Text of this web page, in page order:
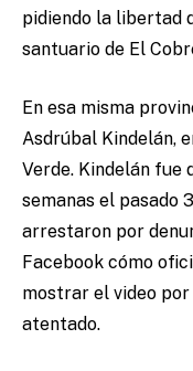
pidiendo la libertad
santuario de El
En esa misma
Asdrúbal Kindelán,
Verde. Kindelán fue
semanas el pasado
arrestaron por
Facebook cómo
mostrar el video por
atentado.